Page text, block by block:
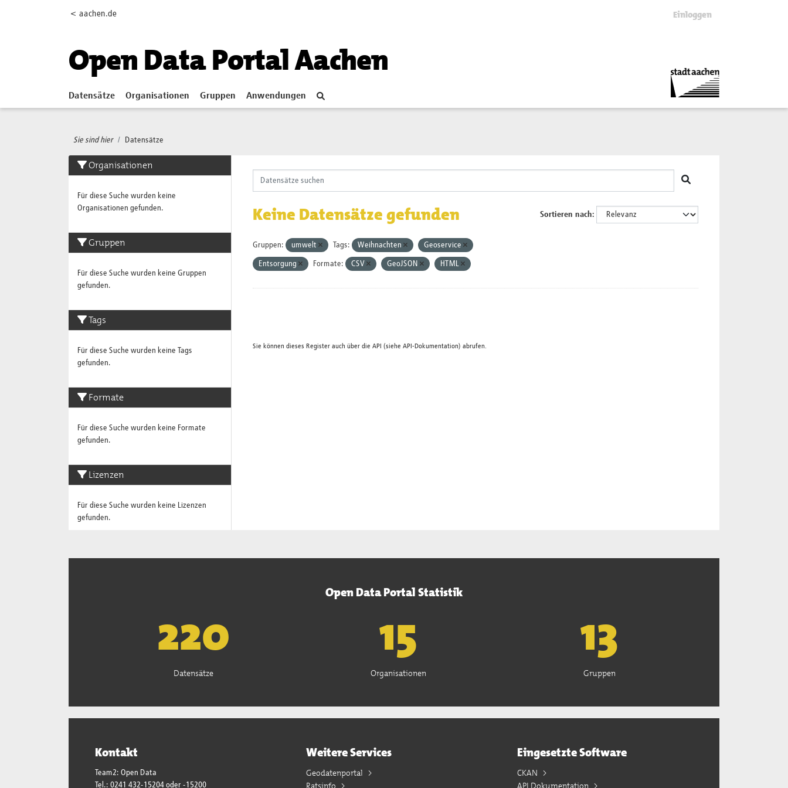
< aachen.de Einloggen
Open Data Portal Aachen
Datensätze Organisationen Gruppen Anwendungen
Sie sind hier Datensätze
Organisationen
Für diese Suche wurden keine
Organisationen gefunden.
Gruppen
Für diese Suche wurden keine Gruppen
gefunden.
Tags
Für diese Suche wurden keine Tags
gefunden.
Formate
Für diese Suche wurden keine Formate
gefunden.
Lizenzen
Für diese Suche wurden keine Lizenzen
gefunden.
Sortieren nach
Keine Datensätze gefunden
Gruppen: umwelt Tags: Weihnachten Geoservice
Entsorgung Formate: CSV GeoJSON HTML
Sie können dieses Register auch über die API (siehe API-Dokumentation) abrufen.
Open Data Portal Statistik
223
Datensätze
15
Organisationen
13
Gruppen
Kontakt
Team2: Open Data
Tel.: 0241 432-15204 oder -15200
Weitere Services
Geodatenportal
Ratsinfo
Eingesetzte Software
CKAN
API Dokumentation